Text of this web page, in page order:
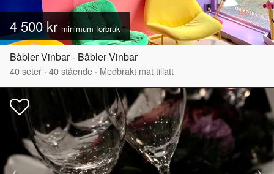
4 500 kr minimum forbruk
Båbler Vinbar - Båbler Vinbar
40seter · 40stående · Medbrakt mat tillatt